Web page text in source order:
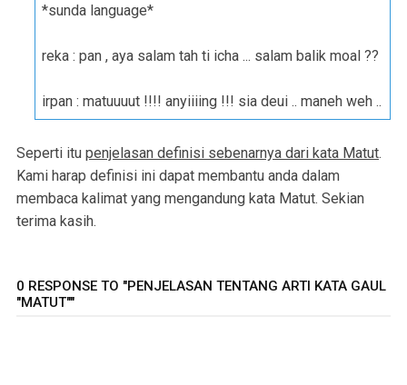
*sunda language*
reka : pan , aya salam tah ti icha ... salam balik moal ??
irpan : matuuuut !!!! anyiiiing !!! sia deui .. maneh weh ..
Seperti itu penjelasan definisi sebenarnya dari kata Matut.
Kami harap definisi ini dapat membantu anda dalam
membaca kalimat yang mengandung kata Matut. Sekian
terima kasih.
0 RESPONSE TO "PENJELASAN TENTANG ARTI KATA GAUL
"MATUT""